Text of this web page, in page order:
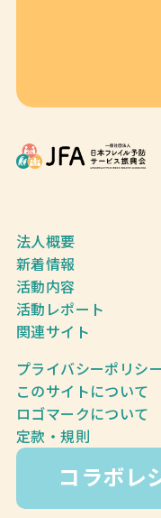
法人概要
新着情報
活動内容
活動レポート
関連サイト
プライバシーポリシー
このサイトについて
ロゴマークについて
定款・規則
コラボレ